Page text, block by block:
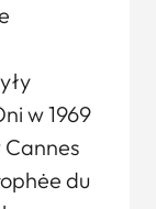
w 1969
Cannes
du